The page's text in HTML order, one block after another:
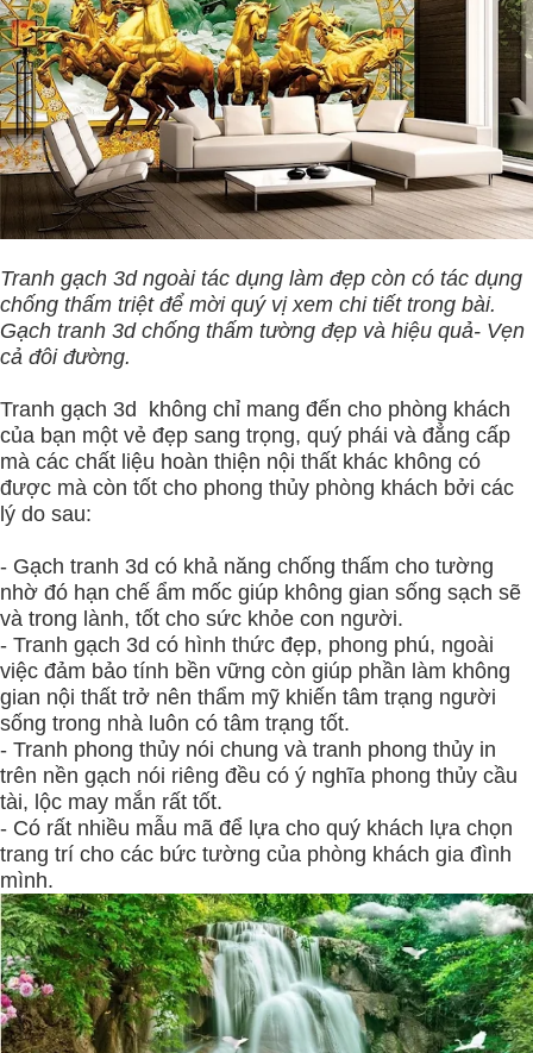
Tranh gạch 3d ngoài tác dụng làm đẹp còn có tác dụng
chống thấm triệt để mời quý vị xem chi tiết trong bài.
Gạch tranh 3d chống thấm tường đẹp và hiệu quả- Vẹn
cả đôi đường.
Tranh gạch 3d không chỉ mang đến cho phòng khách
của bạn một vẻ đẹp sang trọng, quý phái và đẳng cấp
mà các chất liệu hoàn thiện nội thất khác không có
được mà còn tốt cho phong thủy phòng khách bởi các
lý do sau:
- Gạch tranh 3d có khả năng chống thấm cho tường
nhờ đó hạn chế ẩm mốc giúp không gian sống sạch sẽ
và trong lành, tốt cho sức khỏe con người.
- Tranh gạch 3d có hình thức đẹp, phong phú, ngoài
việc đảm bảo tính bền vững còn giúp phần làm không
gian nội thất trở nên thẩm mỹ khiến tâm trạng người
sống trong nhà luôn có tâm trạng tốt.
- Tranh phong thủy nói chung và tranh phong thủy in
trên nền gạch nói riêng đều có ý nghĩa phong thủy cầu
tài, lộc may mắn rất tốt.
- Có rất nhiều mẫu mã để lựa cho quý khách lựa chọn
trang trí cho các bức tường của phòng khách gia đình
mình.